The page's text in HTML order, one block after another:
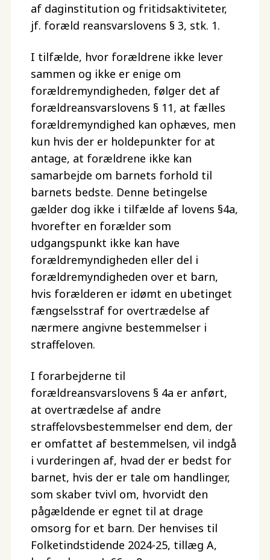
af daginstitution og fritidsaktiviteter,
jf. foræld reansvarslovens § 3, stk. 1.
I tilfælde, hvor forældrene ikke lever
sammen og ikke er enige om
forældremyndigheden, følger det af
forældreansvarslovens § 11, at fælles
forældremyndighed kan ophæves, men
kun hvis der er holdepunkter for at
antage, at forældrene ikke kan
samarbejde om barnets forhold til
barnets bedste. Denne betingelse
gælder dog ikke i tilfælde af lovens §4a,
hvorefter en forælder som
udgangspunkt ikke kan have
forældremyndigheden eller del i
forældremyndigheden over et barn,
hvis forælderen er idømt en ubetinget
fængselsstraf for overtrædelse af
nærmere angivne bestemmelser i
straffeloven.
I forarbejderne til
forældreansvarslovens § 4a er anført,
at overtrædelse af andre
straffelovsbestemmelser end dem, der
er omfattet af bestemmelsen, vil indgå
i vurderingen af, hvad der er bedst for
barnet, hvis der er tale om handlinger,
som skaber tvivl om, hvorvidt den
pågældende er egnet til at drage
omsorg for et barn. Der henvises til
Folketindstidende 2024-25, tillæg A,